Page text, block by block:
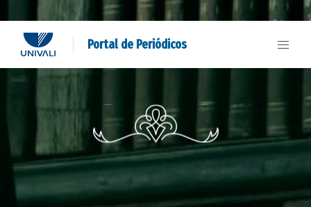
Portal de Periódicos